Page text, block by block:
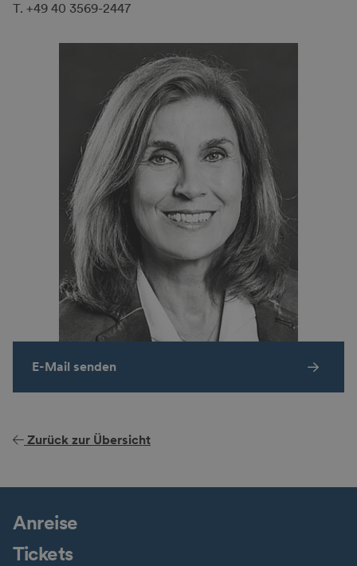
T. +49 40 3569-2447
E-Mail senden
Zurück zur Übersicht
Anreise
Tickets